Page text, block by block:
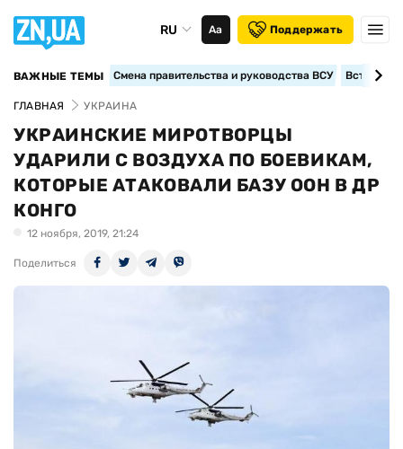
RU Аа Поддержать
ВАЖНЫЕ ТЕМЫ Смена правительства и руководства ВСУ
ГЛАВНАЯ УКРАИНА
УКРАИНСКИЕ МИРОТВОРЦЫ
УДАРИЛИ С ВОЗДУХА ПО БОЕВИКАМ,
КОТОРЫЕ АТАКОВАЛИ БАЗУ ООН В ДР
КОНГО
12 ноября, 2019, 21:24
Поделиться